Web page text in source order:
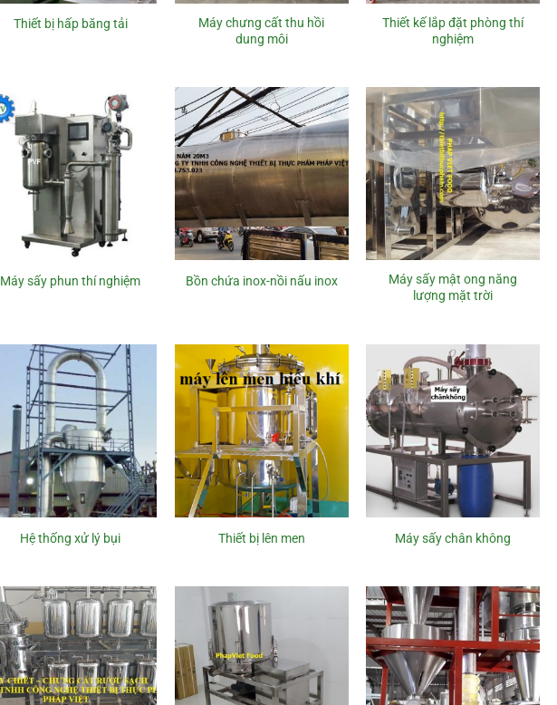
Thiết bị hấp băng tải
Máy chưng cất thu hồi
dung môi
Thiết kế lắp đặt phòng thí
nghiệm
Máy sấy phun thí nghiệm Bồn chứa inox-nồi nấu inox
Máy sấy mật ong năng
lượng mặt trời
Hệ thống xử lý bụi Thiết bị lên men Máy sấy chân không